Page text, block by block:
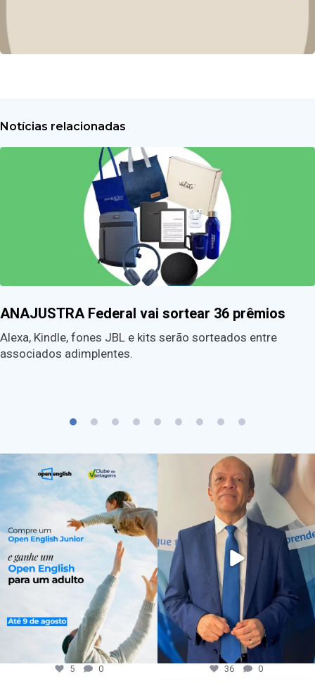
Notícias relacionadas
ANAJUSTRA Federal vai sortear 36 prêmios
Alexa, Kindle, fones JBL e kits serão sorteados entre
associados adimplentes.
5 0 36 0